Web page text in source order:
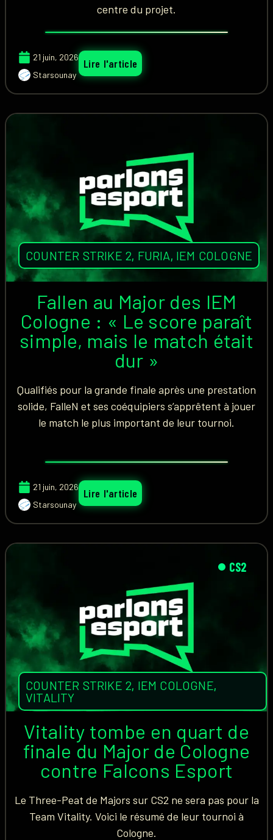
centre du projet.
21 juin, 2026
Starsounay
Lire l'article
COUNTER STRIKE 2, FURIA, IEM COLOGNE
Fallen au Major des IEM
Cologne : « Le score paraît
simple, mais le match était
dur »
Qualifiés pour la grande finale après une prestation
solide, FalleN et ses coéquipiers s’apprêtent à jouer
le match le plus important de leur tournoi.
21 juin, 2026
Starsounay
Lire l'article
CS2
COUNTER STRIKE 2, IEM COLOGNE,
VITALITY
Vitality tombe en quart de
finale du Major de Cologne
contre Falcons Esport
Le Three-Peat de Majors sur CS2 ne sera pas pour la
Team Vitality. Voici le résumé de leur tournoi à
Cologne.